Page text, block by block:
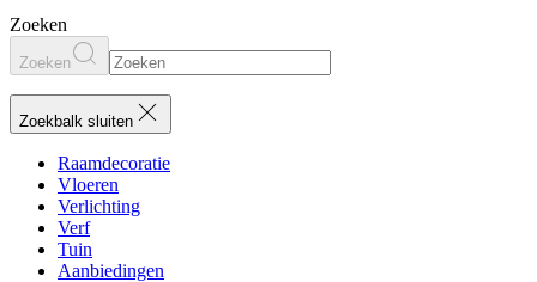
Zoeken
Zoeken
Zoekbalk sluiten
Raamdecoratie
Vloeren
Verlichting
Verf
Tuin
Aanbiedingen